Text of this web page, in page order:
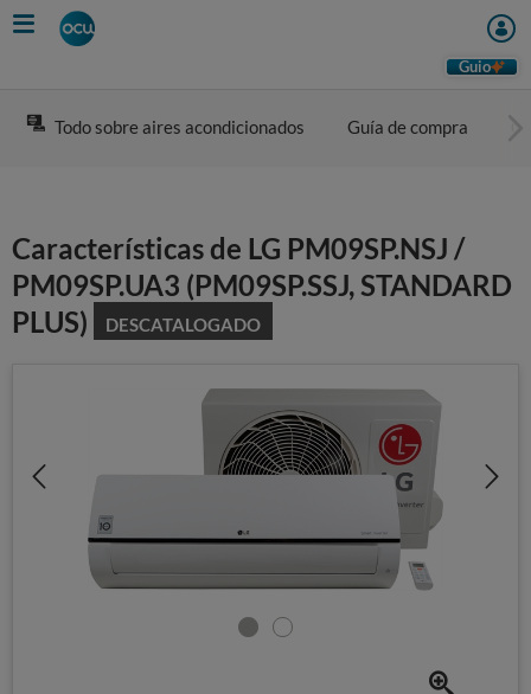
Skip
to
Guio
Todo sobre aires acondicionados Guía de compra
Características de LG PM09SP.NSJ /
PM09SP.UA3 (PM09SP.SSJ, STANDARD
PLUS)
DESCATALOGADO